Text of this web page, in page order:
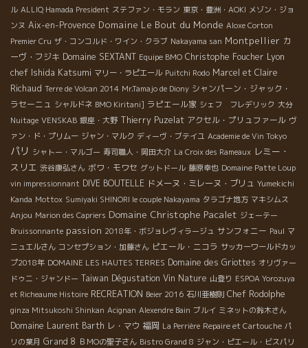
ル ALLIQ Hamada President ステファン・モラン 東京・豊洲・AOKI メゾン・ジョ
ンヌ Aix-en-Provence Domaine Le Bout du Monde Aloxe Corton
Premier Cru ザ・コンコルド・ワイン・クラブ Nakayama san Montpellier カ
ーヴ・フジキ Domaine SEXTANT Equipe BMO Christophe Foucher Lyon
chef Ishida Katsumi マリー・ラピエール Puitchi Rodo Marcel et Claire
Richaud Terre de Volcan 2014 Mr.Tamajo de Diony シャンパーン・ジャック・
ラセーニュ シャルドネ BMO Kiritani] ラピエール家 シェフ フレデリック 大分
Nuitage VENSKAB 銀座・大野 Thierry Puzelat アクセル・プリュファール ヴ
ァン・ド・プリムー ジャン・マルク ディーヴ・ブテイユ Academie de Vin Tokyo
パリ シャトー・マルゴー 寿司職人・岡田大介 La Croix des Rameaux レミー・
スリエ 渋谷康弘さん ボワ・モワセ グットドール 藤原幸也 Domaine Patte Loup
vin impressionnant DIVE BOUTELLE ドメーヌ・ミレーヌ・ブリュ Yumekichi
Kanda Mottox Sumiyaki SHINORI le couple Nakayama タラゴナ地方 マキシムス
Anjou Marion des Capriers Domaine Christophe Pacalet ジェーテー
Bruissonnante passion 2018年・ボジョレヴィラージュ サンフォニー Paul マ
ニュエルさん コンセプション・加藤さん ピエール・ニコラ サッカーワールドカッ
プ2018年 DOMAINE LES HAUTES TERRES Domaine des Griottes オリヴァー
ドゥニ・ジャンドー Taiwan Dégustation Vin Nature 山登り ESPOA Yorozuya
et Richeaume Histoire RECREATION Beier 2016 石川亜樹則 Chef Rodolphe
ginza Mitsukoshi Shinkan Acignan Alexendre Bain ブルイ ミネットの鈴木さん
Domaine Laurent Barth レ・マウ 福岡 La Perrière Repaire et Cartouche パ
リの葉月 Grand 8 ＢＭОの聖子さん Bistro Grand 8 ジャン・ピエール・ビスパリ